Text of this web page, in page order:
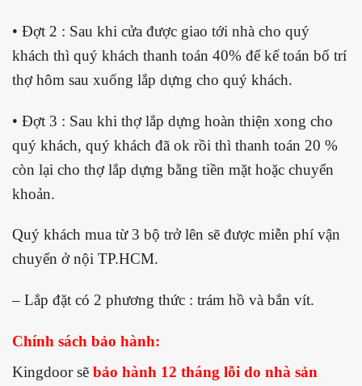
• Đợt 2 : Sau khi cửa được giao tới nhà cho quý
khách thì quý khách thanh toán 40% để kế toán bố trí
thợ hôm sau xuống lắp dựng cho quý khách.
• Đợt 3 : Sau khi thợ lắp dựng hoàn thiện xong cho
quý khách, quý khách đã ok rồi thì thanh toán 20 %
còn lại cho thợ lắp dựng bằng tiền mặt hoặc chuyển
khoản.
Quý khách mua từ 3 bộ trở lên sẽ được miễn phí vận
chuyển ở nội TP.HCM.
– Lắp đặt có 2 phương thức : trám hồ và bắn vít.
Chính sách bảo hành:
Kingdoor sẽ bảo hành 12 tháng lỗi do nhà sản